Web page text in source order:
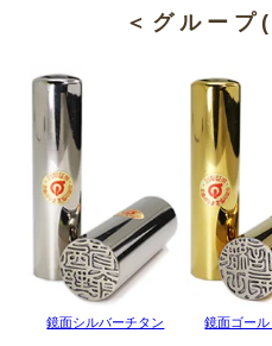
をもっている人にとっては金属製
し、チタンはどんな人でも持つこ
にも使われている素材で、誰でも
◆ 耐熱・強度でも安心なチ
チタンは融点が1668℃と高いため
す。火災における炎の温度はチタ
印鑑が溶けたり変形したりするこ
して選ぶには非常に向いているとい
チタンは強度という意味でもかな
＜ グ ル ー プ
鏡面シルバーチタン 鏡面ゴー